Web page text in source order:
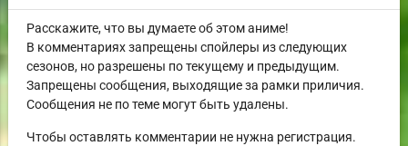
Расскажите, что вы думаете об этом аниме!
В комментариях запрещены спойлеры из следующих
сезонов, но разрешены по текущему и предыдущим.
Запрещены сообщения, выходящие за рамки приличия.
Сообщения не по теме могут быть удалены.
Чтобы оставлять комментарии не нужна регистрация.